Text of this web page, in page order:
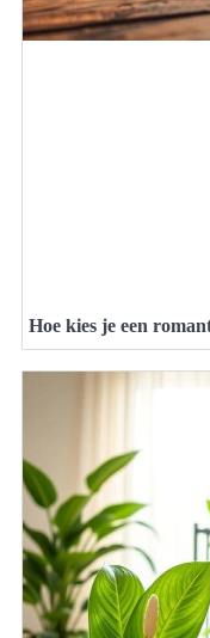
Hoe kies je een